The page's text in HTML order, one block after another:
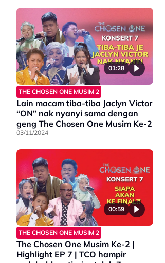
01:28
THE CHOSEN ONE MUSIM 2
Lain macam tiba-tiba Jaclyn Victor
“ON” nak nyanyi sama dengan
geng The Chosen One Musim Ke-2
03/11/2024
00:59
THE CHOSEN ONE MUSIM 2
The Chosen One Musim Ke-2 |
Highlight EP 7 | TCO hampir